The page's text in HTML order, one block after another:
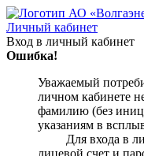
Личный кабинет
Вход в личный кабинет
Ошибка!
Уважаемый
личном кабинете
фамилию (без
указаниям
Для входа в